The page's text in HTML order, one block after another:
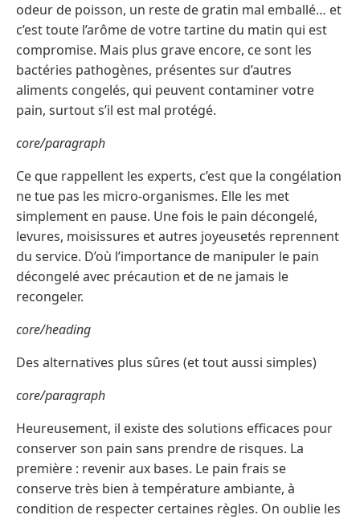
odeur de poisson, un reste de gratin mal emballé… et
c’est toute l’arôme de votre tartine du matin qui est
compromise. Mais plus grave encore, ce sont les
bactéries pathogènes, présentes sur d’autres
aliments congelés, qui peuvent contaminer votre
pain, surtout s’il est mal protégé.
core/paragraph
Ce que rappellent les experts, c’est que la congélation
ne tue pas les micro-organismes. Elle les met
simplement en pause. Une fois le pain décongelé,
levures, moisissures et autres joyeusetés reprennent
du service. D’où l’importance de manipuler le pain
décongelé avec précaution et de ne jamais le
recongeler.
core/heading
Des alternatives plus sûres (et tout aussi simples)
core/paragraph
Heureusement, il existe des solutions efficaces pour
conserver son pain sans prendre de risques. La
première : revenir aux bases. Le pain frais se
conserve très bien à température ambiante, à
condition de respecter certaines règles. On oublie les